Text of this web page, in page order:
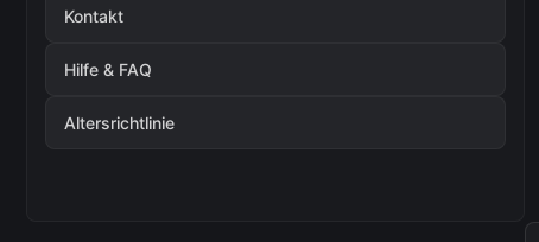
Kontakt
Hilfe & FAQ
Altersrichtlinie